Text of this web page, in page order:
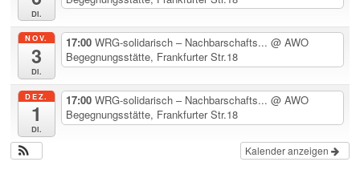
Di.
NOV.
3
Di.
17:00WRG-solidarisch – Nachbarschafts...@ AWO
Begegnungsstätte, Frankfurter Str.18
DEZ.
1
Di.
17:00WRG-solidarisch – Nachbarschafts...@ AWO
Begegnungsstätte, Frankfurter Str.18
Kalender anzeigen